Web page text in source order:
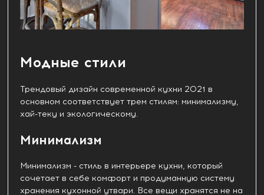
Модные стили
Трендовый дизайн современной кухни 2021 в
основном соответствует трем стилям: минимализму,
хай-теку и экологическому.
Минимализм
Минимализм - стиль в интерьере кухни, который
сочетает в себе комфорт и продуманную систему
хранения кухонной утвари. Все вещи хранятся не на